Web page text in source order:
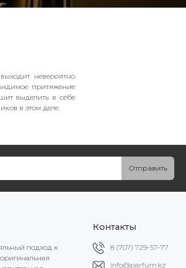
невероятно
притяжение
выделить в себе
в этом деле.
Отправить
подход к
Контакты
8 (707) 729-57-77
info@parfum.kz